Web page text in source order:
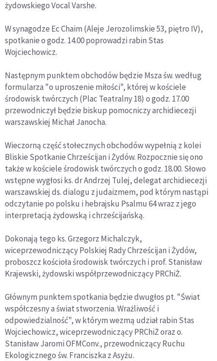
żydowskiego Vocal Varshe.
W synagodze Ec Chaim (Aleje Jerozolimskie 53, piętro IV),
spotkanie o godz. 14.00 poprowadzi rabin Stas
Wojciechowicz.
Następnym punktem obchodów będzie Msza św. według
formularza "o uproszenie miłości", której w kościele
środowisk twórczych (Plac Teatralny 18) o godz. 17.00
przewodniczył będzie biskup pomocniczy archidiecezji
warszawskiej Michał Janocha.
Wieczorną część stołecznych obchodów wypełnią z kolei
Bliskie Spotkanie Chrześcijan i Żydów. Rozpocznie się ono
także w kościele środowisk twórczych o godz. 18.00. Słowo
wstępne wygłosi ks. dr Andrzej Tulej, delegat archidiecezji
warszawskiej ds. dialogu z judaizmem, pod którym nastąpi
odczytanie po polsku i hebrajsku Psalmu 64 wraz z jego
interpretacją żydowską i chrześcijańską.
Dokonają tego ks. Grzegorz Michalczyk,
wiceprzewodniczący Polskiej Rady Chrześcijan i Żydów,
proboszcz kościoła środowisk twórczych i prof. Stanisław
Krajewski, żydowski współprzewodniczący PRChiŻ.
Głównym punktem spotkania będzie dwugłos pt. "Świat
współczesny a świat stworzenia. Wrażliwość i
odpowiedzialność", w którym wezmą udział rabin Stas
Wojciechowicz, wiceprzewodniczący PRChiŻ oraz o.
Stanisław Jaromi OFMConv., przewodniczący Ruchu
Ekologicznego św. Franciszka z Asyżu.